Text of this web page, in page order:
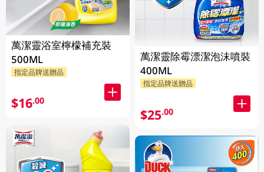
萬潔靈浴室檸檬補充裝
500ML
指定品牌送贈品
$16.00
萬潔靈除霉漂潔泡沫噴裝
400ML
指定品牌送贈品
$25.00